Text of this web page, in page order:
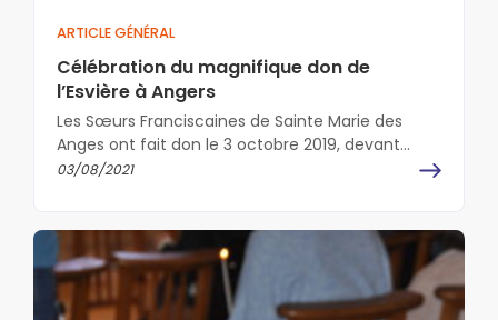
ARTICLE GÉNÉRAL
Célébration du magnifique don de
l’Esvière à Angers
Les Sœurs Franciscaines de Sainte Marie des
Anges ont fait don le 3 octobre 2019, devant
notaire, de leur propriété…
03/08/2021